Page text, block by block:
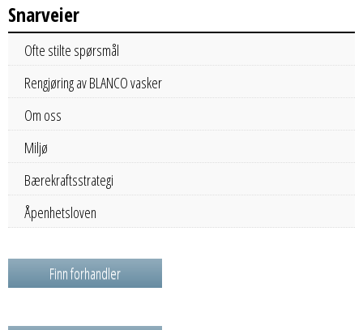
Snarveier
Ofte stilte spørsmål
Rengjøring av BLANCO vasker
Om oss
Miljø
Bærekraftsstrategi
Åpenhetsloven
Finn forhandler